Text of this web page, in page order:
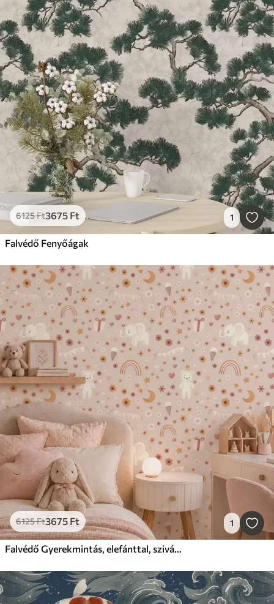
6125Ft3675 Ft 1
Falvédő Fenyőágak
6125Ft3675 Ft 1
Falvédő Gyerekmintás, elefánttal, szivárvánnyal és virágokkal